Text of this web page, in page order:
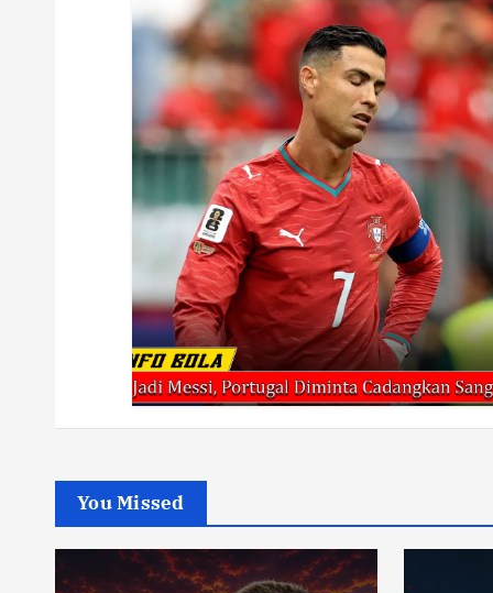
You Missed